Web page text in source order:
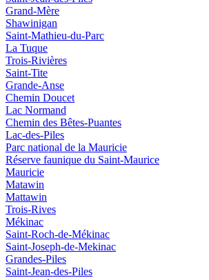
Grand-Mère
Shawinigan
Saint-Mathieu-du-Parc
La Tuque
Trois-Rivières
Saint-Tite
Grande-Anse
Chemin Doucet
Lac Normand
Chemin des Bêtes-Puantes
Lac-des-Piles
Parc national de la Mauricie
Réserve faunique du Saint‑Maurice
Mauricie
Matawin
Mattawin
Trois-Rives
Mékinac
Saint-Roch-de-Mékinac
Saint-Joseph-de-Mekinac
Grandes-Piles
Saint-Jean-des-Piles